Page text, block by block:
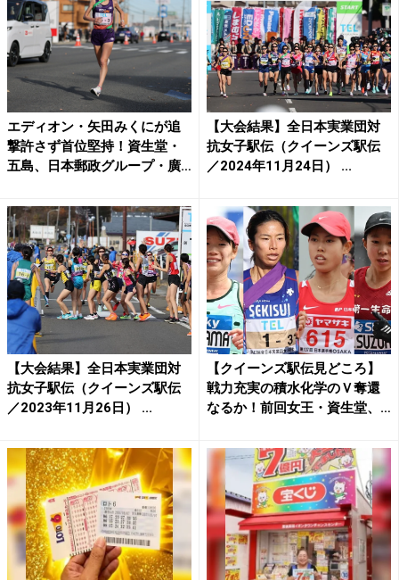
エディオン・矢田みくにが追
撃許さず首位堅持！資生堂・
五島、日本郵政グループ・廣
【大会結果】全日本実業団対
抗女子駅伝（クイーンズ駅伝
／2024年11月24日） ...
【大会結果】全日本実業団対
抗女子駅伝（クイーンズ駅伝
／2023年11月26日） ...
【クイーンズ駅伝見どころ】
戦力充実の積水化学のＶ奪還
なるか！前回女王・資生堂、